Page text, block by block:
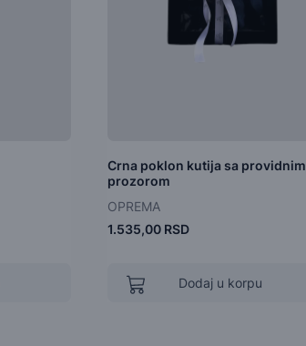
Crna poklon kutija sa providnim
prozorom
OPREMA
1.535,00 RSD
Dodaj u korpu